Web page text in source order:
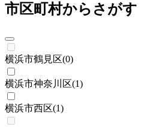
市区町村からさがす
横浜市鶴見区(0)
横浜市神奈川区(1)
横浜市西区(1)